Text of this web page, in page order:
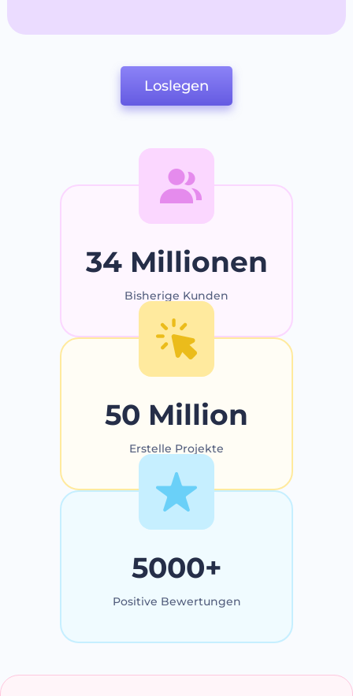
Loslegen
34 Millionen
Bisherige Kunden
50 Million
Erstelle Projekte
5000+
Positive Bewertungen